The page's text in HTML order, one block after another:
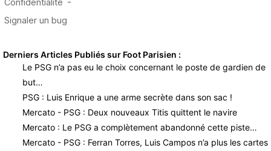
Derniers Articles Publiés sur Foot Parisien :
Le PSG n’a pas eu le choix concernant le poste de gardien de
but…
PSG : Luis Enrique a une arme secrète dans son sac !
Mercato - PSG : Deux nouveaux Titis quittent le navire
Mercato : Le PSG a complètement abandonné cette piste…
Mercato - PSG : Ferran Torres, Luis Campos n’a plus les cartes